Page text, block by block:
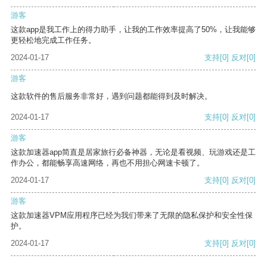
游客
这款app是我工作上的得力助手，让我的工作效率提高了50%，让我能够
更轻松地完成工作任务。
2024-01-17
支持[0] 反对[0]
游客
这款软件的售后服务非常好，遇到问题都能得到及时解决。
2024-01-17 支持[0] 反对[0]
游客
这款加速器app简直是居家旅行必备神器，无论是看视频、玩游戏还是工
作办公，都能畅享高速网络，再也不用担心网速卡顿了。
2024-01-17
支持[0] 反对[0]
游客
这款加速器VPM应用程序已经为我们带来了无限的隐私保护和安全性保
护。
2024-01-17
支持[0] 反对[0]